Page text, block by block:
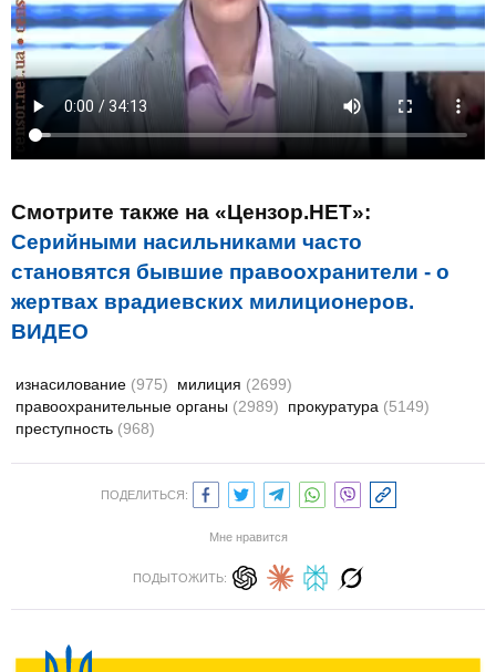
Смотрите также на «Цензор.НЕТ»:
Серийными насильниками часто
становятся бывшие правоохранители - о
жертвах врадиевских милиционеров.
ВИДЕО
изнасилование (975) милиция (2699)
правоохранительные органы (2989) прокуратура (5149)
преступность (968)
ПОДЕЛИТЬСЯ:
Мне нравится
ПОДЫТОЖИТЬ: